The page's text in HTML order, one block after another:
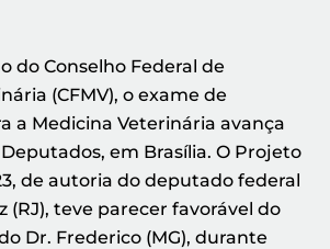
do Conselho Federal de
(CFMV), o exame de
a Medicina Veterinária avança
em Brasília. O Projeto
de autoria do deputado federal
(RJ), teve parecer favorável do
Dr. Frederico (MG), durante